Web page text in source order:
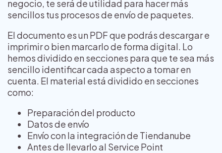
negocio, te será de utilidad para hacer más
sencillos tus procesos de envío de paquetes.
El documento es un PDF que podrás descargar e
imprimir o bien marcarlo de forma digital. Lo
hemos dividido en secciones para que te sea más
sencillo identificar cada aspecto a tomar en
cuenta. El material está dividido en secciones
como:
Preparación del producto
Datos de envío
Envío con la integración de Tiendanube
Antes de llevarlo al Service Point